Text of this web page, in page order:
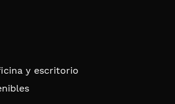
y escritorio